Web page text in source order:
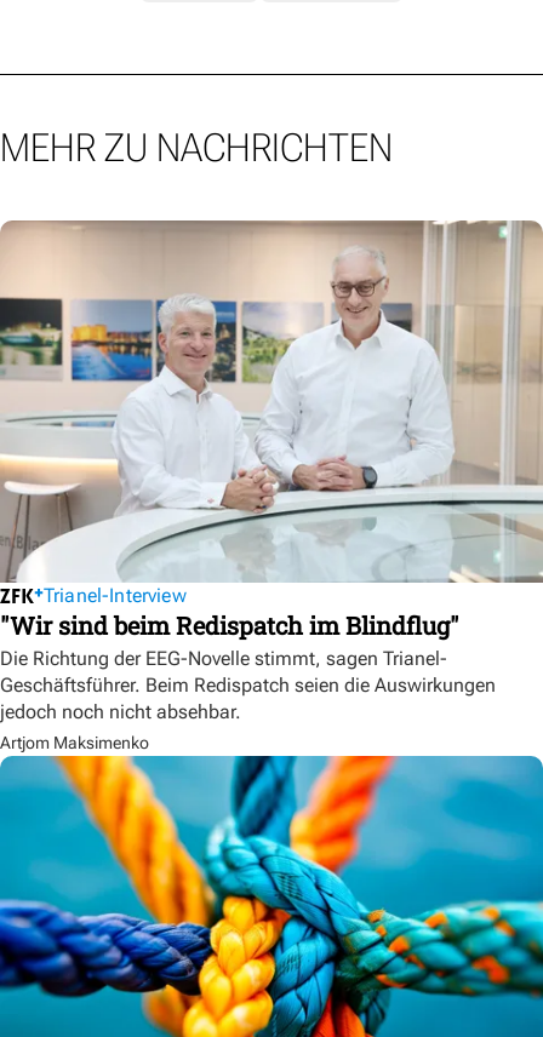
MEHR ZU NACHRICHTEN
Trianel-Interview
"Wir sind beim Redispatch im Blindflug"
Die Richtung der EEG-Novelle stimmt, sagen Trianel-
Geschäftsführer. Beim Redispatch seien die Auswirkungen
jedoch noch nicht absehbar.
Artjom Maksimenko